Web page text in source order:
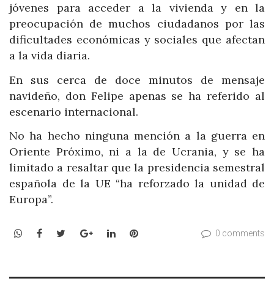
jóvenes para acceder a la vivienda y en la
preocupación de muchos ciudadanos por las
dificultades económicas y sociales que afectan
a la vida diaria.
En sus cerca de doce minutos de mensaje
navideño, don Felipe apenas se ha referido al
escenario internacional.
No ha hecho ninguna mención a la guerra en
Oriente Próximo, ni a la de Ucrania, y se ha
limitado a resaltar que la presidencia semestral
española de la UE “ha reforzado la unidad de
Europa”.
WhatsApp
Facebook
TwitterGoogle+LinkedInPinterest 0 comments